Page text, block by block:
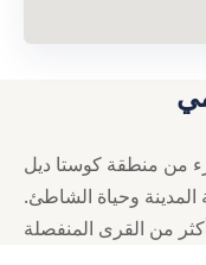
من منطقة كوستا ديل
وحياة الشاطئ.